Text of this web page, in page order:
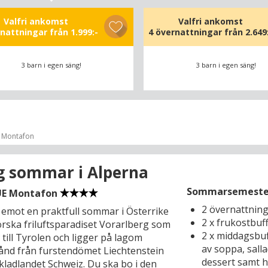
en hit. Under tiden kan du
att bada bastu eller låta dina ögon
utsikten över bergens imponerade
– och ängarnas och skogarnas
grönska. Direkt utanför hotellporten
ligger också bergmassivet
som bjuder på spektakulära
Obertraun (60 km) vid sjön
där du kan följa med på ett äventyr i
grottorna Mammuthöhle och
det inkluderade turistkortet på fickan,
dörrar för dig så att du kan
oförglömlig sommarsemester i
Schladming-Dachstein-kortet ger dig
till över hundra turistattraktioner;
Valfri ankomst
från 1.999:-
3 barn i egen säng!
Valfri ankomst
4 övernattningar från
3 barn i egen säng!
Montafon
sommar i Alperna
Montafon
en praktfull sommar i Österrike
friluftsparadiset Vorarlberg som
Tyrolen och ligger på lagom
från furstendömet Liechtenstein
Schweiz. Du ska bo i den
2
2 x
2 x
av soppa,
dessert samt